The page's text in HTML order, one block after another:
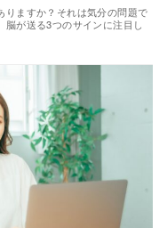
りますか？それは気分の問題で
が送る3つのサインに注目し